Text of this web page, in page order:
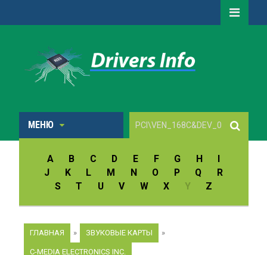
МЕНЮ
A B C D E F G H
I
J
K L M N O P Q
R
S
T U V W X Y Z
ГЛАВНАЯ » ЗВУКОВЫЕ КАРТЫ »
C-MEDIA ELECTRONICS INC.